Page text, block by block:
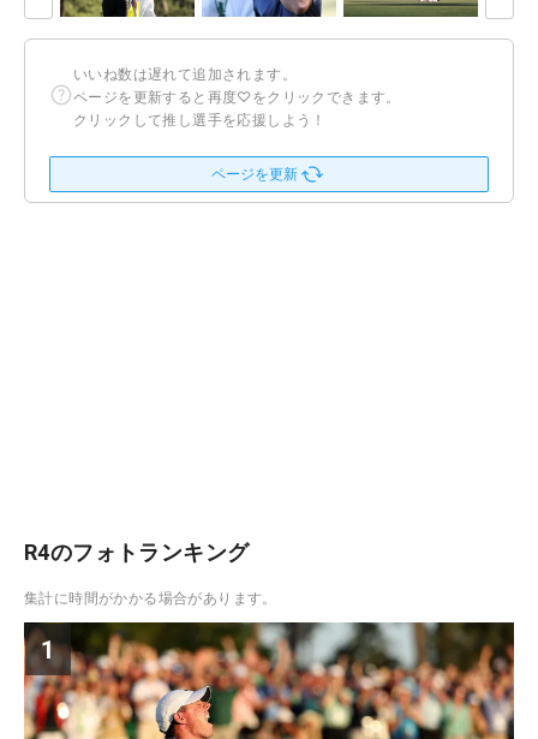
いいね数は遅れて追加されます。
ページを更新すると再度♡をクリックできます。
クリックして推し選手を応援しよう！
ページを更新
R4のフォトランキング
集計に時間がかかる場合があります。
1